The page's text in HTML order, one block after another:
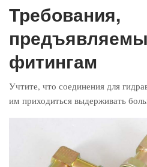
Требования,
фитингам
Учтите, что соединения для
им приходиться выдерживать